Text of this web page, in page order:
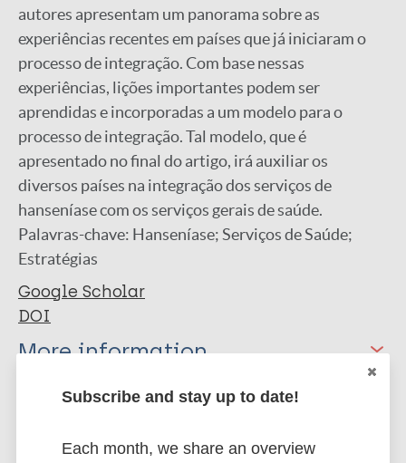
autores apresentam um panorama sobre as
experiências recentes em países que já iniciaram o
processo de integração. Com base nessas
experiências, lições importantes podem ser
aprendidas e incorporadas a um modelo para o
processo de integração. Tal modelo, que é
apresentado no final do artigo, irá auxiliar os
diversos países na integração dos serviços de
hanseníase com os serviços gerais de saúde.
Palavras-chave: Hanseníase; Serviços de Saúde;
Estratégias
Google Scholar
DOI
More information
Journal Article
Export citations:
BibTeX
EndNote X3 XML
Subscribe and stay up to date!
Each month, we share an overview